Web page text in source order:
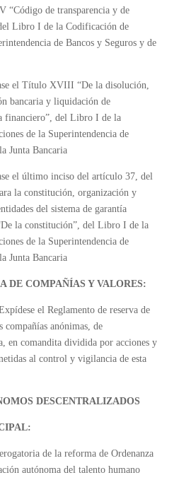
de transparencia y de
Libro I de la Codificación de
de Bancos y Seguros y de
el Título XVIII “De la disolución,
bancaria y liquidación de
financiero”, del Libro I de la
de la Superintendencia de
Junta Bancaria
el último inciso del artículo 37, del
la constitución, organización y
del sistema de garantía
la constitución”, del Libro I de la
de la Superintendencia de
Junta Bancaria
DE COMPAÑÍAS Y VALORES:
el Reglamento de reserva de
compañías anónimas, de
en comandita dividida por acciones y
al control y vigilancia de esta
DESCENTRALIZADOS
de la reforma de Ordenanza
autónoma del talento humano